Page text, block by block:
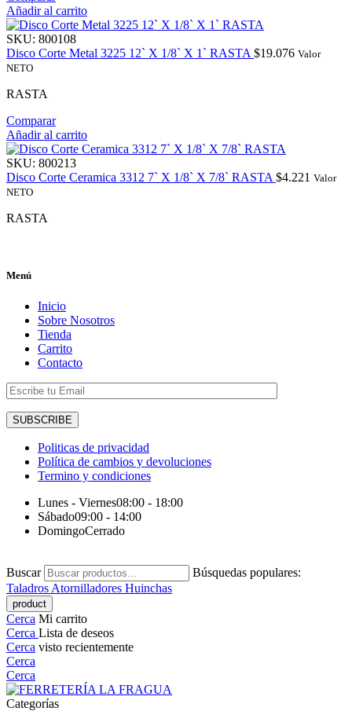
Añadir al carrito
SKU: 800108
Disco Corte Metal 3225 12` X 1/8` X 1` RASTA $19.076 Valor
NETO
RASTA
Comparar
Añadir al carrito
SKU: 800213
Disco Corte Ceramica 3312 7` X 1/8` X 7/8` RASTA $4.221 Valor
NETO
RASTA
Menú
Inicio
Sobre Nosotros
Tienda
Carrito
Contacto
Politicas de privacidad
Política de cambios y devoluciones
Termino y condiciones
Lunes - Viernes08:00 - 18:00
Sábado09:00 - 14:00
DomingoCerrado
Buscar
Búsquedas populares:
Taladros Atornilladores Huinchas
Cerca Mi carrito
Cerca Lista de deseos
Cerca visto recientemente
Cerca
Cerca
Categorías